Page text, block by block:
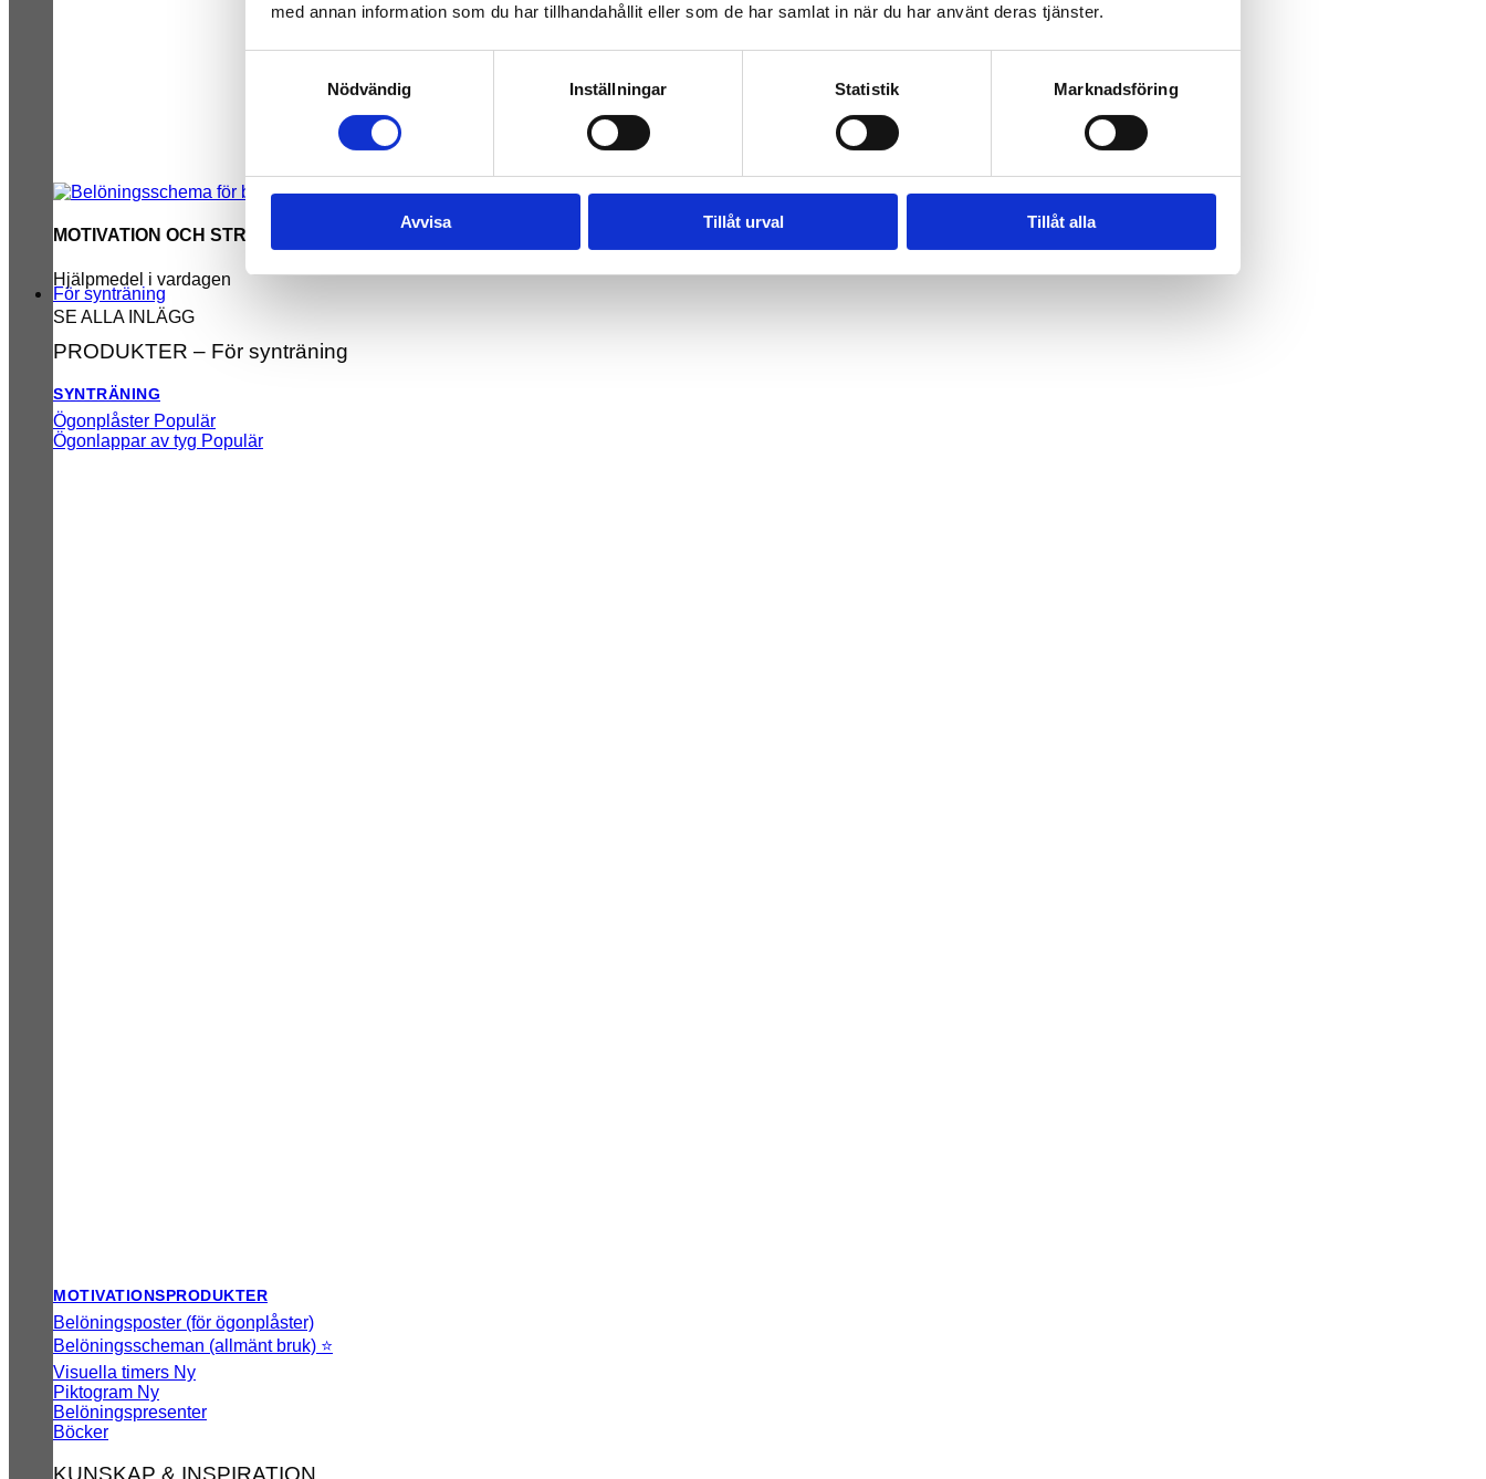
med annan information som du har tillhandahållit eller som de har samlat in när du har använt deras tjänster.
Nödvändig
Inställningar Statistik Marknadsföring
Avvisa Tillåt urval Tillåt alla
MOTIVATION OCH STRUKTUR
Hjälpmedel i vardagen
SE ALLA INLÄGG
För synträning
PRODUKTER – För synträning
SYNTRÄNING
Ögonplåster
Ögonlappar av tyg
MOTIVATIONSPRODUKTER
Belöningsposter (för ögonplåster)
Belöningsscheman (allmänt bruk) ⭐
Visuella timers
Piktogram
Belöningspresenter
Böcker